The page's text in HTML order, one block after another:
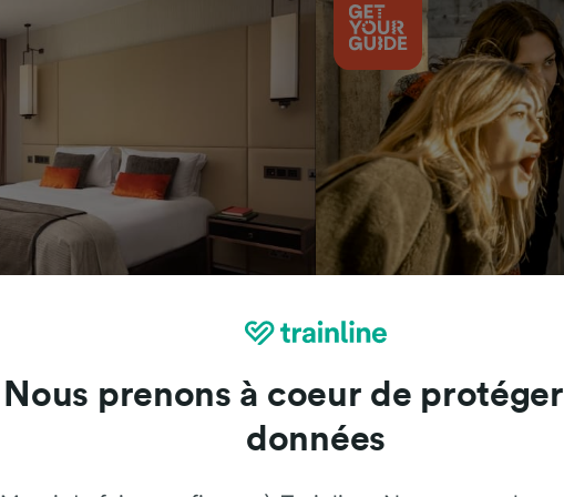
Trainline : l'avis de nos clients
Nous prenons à coeur de
données